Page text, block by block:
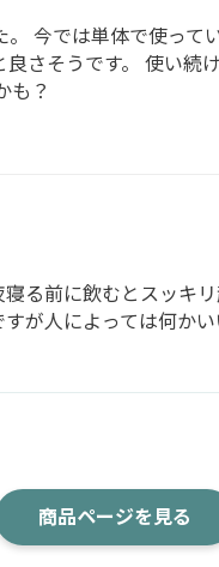
今では単体で使っ
さそうです。 使い
も？
る前に飲むとスッキ
が人によっては何か
商品ページを見る